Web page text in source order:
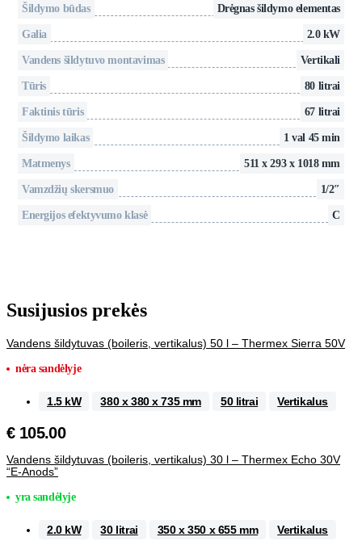
Šildymo būdas Drėgnas šildymo elementas
Galia 2.0 kW
Vandens šildytuvo montavimas Vertikali
Tūris 80 litrai
Faktinis tūris 67 litrai
Šildymo laikas 1 val 45 min
Matmenys 511 x 293 x 1018 mm
Vamzdžių skersmuo 1/2″
Energijos efektyvumo klasė C
Susijusios prekės
Vandens šildytuvas (boileris, vertikalus) 50 l – Thermex Sierra 50V
nėra sandėlyje
1.5 kW 380 x 380 x 735 mm 50 litrai Vertikalus
€105.00
Vandens šildytuvas (boileris, vertikalus) 30 l – Thermex Echo 30V
“E-Anods”
yra sandėlyje
2.0 kW 30 litrai 350 x 350 x 655 mm Vertikalus